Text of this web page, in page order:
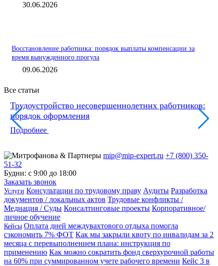
30.06.2026
Восстановление работника: порядок выплаты компенсации за
время вынужденного прогула
09.06.2026
Все статьи
Трудоустройство несовершеннолетних работников:
порядок оформления
Подробнее
mip@mip-expert.ru +7 (800) 350-
51-32
Будни: с 9:00 до 18:00
Заказать звонок
Услуги Консультации по трудовому праву Аудиты Разработка
документов / локальных актов Трудовые конфликты /
Медиация / Суды Консалтинговые проекты Корпоративное/
личное обучение
Кейсы Оплата дней междувахтового отдыха помогла
сэкономить 7% ФОТ Как мы закрыли квоту по инвалидам за 2
месяца с перевыполнением плана: инструкция по
применению Как можно сократить фонд сверхурочной работы
на 60% при суммированном учете рабочего времени Кейс 3 в